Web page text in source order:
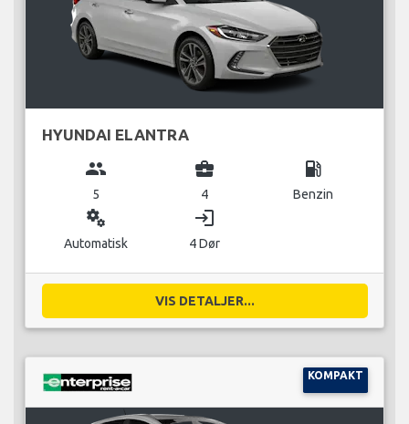
HYUNDAI ELANTRA
group
5
business_center
4
local_gas_station
Benzin
miscellaneous_services
Automatisk
login
4 Dør
VIS DETALJER...
KOMPAKT